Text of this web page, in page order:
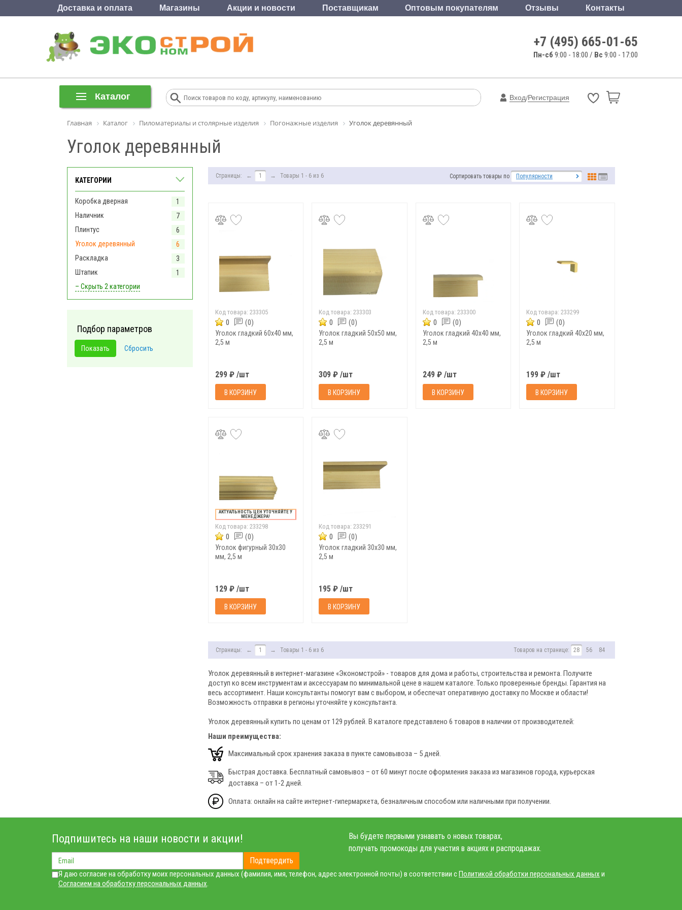
Доставка и оплата Магазины Акции и новости Поставщикам Оптовым покупателям Отзывы Контакты
+7 (495) 665-01-65
Пн-сб 9:00 - 18:00 / Вс 9:00 - 17:00
Каталог Вход/Регистрация
Главная Каталог Пиломатериалы и столярные изделия Погонажные изделия Уголок деревянный
Уголок деревянный
КАТЕГОРИИ
Коробка дверная
1
Наличник
7
Плинтус
6
Уголок деревянный
6
Раскладка
3
Штапик
1
– Скрыть 2 категории
Подбор параметров
Страницы: ← 1 → Товары 1 - 6 из 6 Сортировать товары по Популярности
Код товара: 233305
0 (0)
Уголок гладкий 60х40 мм,
2,5 м
299 ₽ /шт
В КОРЗИНУ
Код товара:233303
0 (0)
Уголок гладкий 50х50 мм,
2,5 м
309 ₽ /шт
В КОРЗИНУ
Код товара: 233300
0 (0)
Уголок гладкий 40х40 мм,
2,5 м
249 ₽ /шт
В КОРЗИНУ
Код товара:233299
0 (0)
Уголок гладкий 40х20 мм,
2,5 м
199 ₽ /шт
В КОРЗИНУ
АКТУАЛЬНОСТЬ ЦЕН УТОЧНЯЙТЕ У
МЕНЕДЖЕРА!
Код товара: 233298
0 (0)
Уголок фигурный 30х30
мм, 2,5 м
129 ₽ /шт
В КОРЗИНУ
Код товара:233291
0 (0)
Уголок гладкий 30х30 мм,
2,5 м
195 ₽ /шт
В КОРЗИНУ
Страницы: ← 1 → Товары 1 - 6 из 6 Товаров на странице: 28 56 84
Уголок деревянный в интернет-магазине «Экономстрой» - товаров для дома и работы, строительства и ремонта. Получите
доступ ко всем инструментам и аксессуарам по минимальной цене в нашем каталоге. Только проверенные бренды. Гарантия на
весь ассортимент. Наши консультанты помогут вам с выбором, и обеспечат оперативную доставку по Москве и области!
Возможность отправки в регионы уточняйте у консультанта.
Уголок деревянный купить по ценам от 129 рублей. В каталоге представлено 6 товаров в наличии от производителей:
Наши преимущества:
Максимальный срок хранения заказа в пункте самовывоза – 5 дней.
Быстрая доставка. Бесплатный самовывоз – от 60 минут после оформления заказа из магазинов города, курьерская
доставка – от 1-2 дней.
Оплата: онлайн на сайте интернет-гипермаркета, безналичным способом или наличными при получении.
Подпишитесь на наши новости и акции!
Подтвердить
Вы будете первыми узнавать о новых товарах,
получать промокоды для участия в акциях и распродажах.
Я даю согласие на обработку моих персональных данных (фамилия, имя, телефон, адрес электронной почты) в соответствии сПолитикой обработки персональных данных и
Согласием на обработку персональных данных